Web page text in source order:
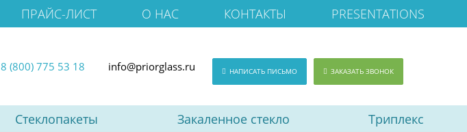
ПРАЙС-ЛИСТ О НАС КОНТАКТЫ PRESENTATIONS
8 (800) 775 53 18 info@priorglass.ru НАПИСАТЬ ПИСЬМО ЗАКАЗАТЬ ЗВОНОК
Стеклопакеты Закаленное стекло Триплекс